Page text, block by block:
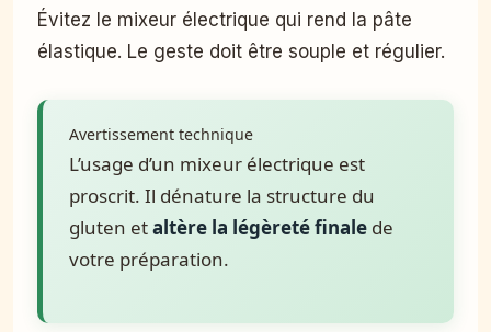
Évitez le mixeur électrique qui rend la pâte
élastique. Le geste doit être souple et régulier.
Avertissement technique
L’usage d’un mixeur électrique est
proscrit. Il dénature la structure du
gluten etaltère la légèreté finale de
votre préparation.